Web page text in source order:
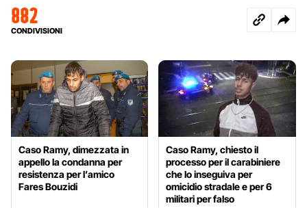
882
CONDIVISIONI
Caso Ramy, dimezzata in
appello la condanna per
resistenza per l’amico
Fares Bouzidi
Caso Ramy, chiesto il
processo per il carabiniere
che lo inseguiva per
omicidio stradale e per 6
militari per falso